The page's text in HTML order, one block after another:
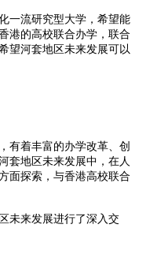
一流研究型大学，希望能
港的高校联合办学，联合
望河套地区未来发展可以
有着丰富的办学改革、创
套地区未来发展中，在人
面探索，与香港高校联合
未来发展进行了深入交